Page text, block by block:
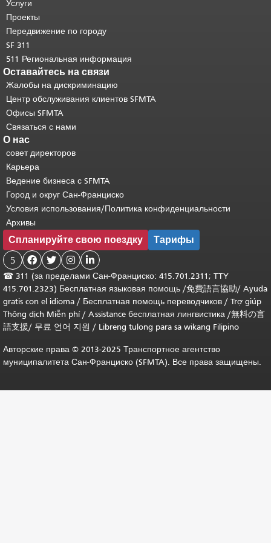
страницы повторяется на каждой
странице.
основного содержимого .
Услуги
Проекты
Передвижение по городу
SF 311
511 Региональная информация
Оставайтесь на связи
Жалобы на дискриминацию
Центр обслуживания клиентов SFMTA
Офисы SFMTA
Связаться с нами
О нас
совет директоров
Карьера
Ведение бизнеса с SFMTA
Город и округ Сан-Франциско
Условия использования/Политика конфиденциальности
Архивы
Спланируйте свою поездку Тарифы
5    
☎ 311 (за пределами Сан-Франциско: 415.701.2311; TTY
415.701.2323) Бесплатная языковая помощь /免費語言協助/ Ayuda
gratis con el idioma / Бесплатная помощь переводчиков / Trợ giúp
Thông dịch Miễn phí/ Assistance бесплатная лингвистика /無料の言
語支援/ 무료 언어 지원 / Libreng tulong para sa wikang Filipino
Авторские права © 2013-2025 Транспортное агентство
муниципалитета Сан-Франциско (SFMTA). Все права защищены.